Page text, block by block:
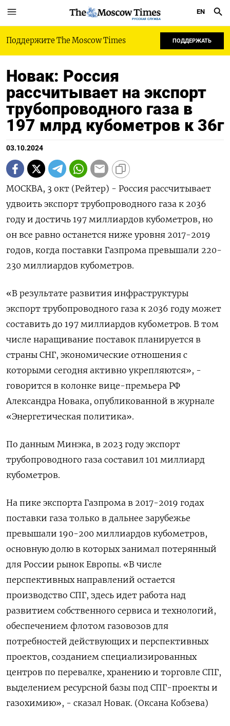
РУССКАЯ СЛУЖБА
EN
Поддержите The Moscow Times ПОДДЕРЖАТЬ
Новак: Россия
рассчитывает на экспорт
трубопроводного газа в
197 млрд кубометров к 36г
03.10.2024
МОСКВА, 3 окт (Рейтер) - Россия рассчитывает
удвоить экспорт трубопроводного газа к 2036
году и достичь 197 миллиардов кубометров, но
он все равно останется ниже уровня 2017-2019
годов, когда поставки Газпрома превышали 220-
230 миллиардов кубометров.
«В результате развития инфраструктуры
экспорт трубопроводного газа к 2036 году может
составить до 197 миллиардов кубометров. В том
числе наращивание поставок планируется в
страны СНГ, экономические отношения с
которыми сегодня активно укрепляются», -
говорится в колонке вице-премьера РФ
Александра Новака, опубликованной в журнале
«Энергетическая политика».
По данным Минэка, в 2023 году экспорт
трубопроводного газа составил 101 миллиард
кубометров.
На пике экспорта Газпрома в 2017-2019 годах
поставки газа только в дальнее зарубежье
превышали 190-200 миллиардов кубометров,
основную долю в которых занимал потерянный
для России рынок Европы. «В числе
перспективных направлений остается
производство СПГ, здесь идет работа над
развитием собственного сервиса и технологий,
обеспечением флотом газовозов для
потребностей действующих и перспективных
проектов, созданием специализированных
центров по перевалке, хранению и торговле СПГ,
выделением ресурсной базы под СПГ-проекты и
газохимию», - сказал Новак. (Оксана Кобзева)